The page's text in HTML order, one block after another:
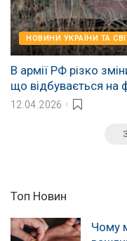
НОВИНИ УКРАЇНИ ТА
В армії РФ різко
що відбувається на
12.04.2026
Топ Новин
Чому